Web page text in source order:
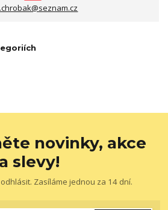
novinky, akce
a slevy!
Zasíláme jednou za 14 dní.